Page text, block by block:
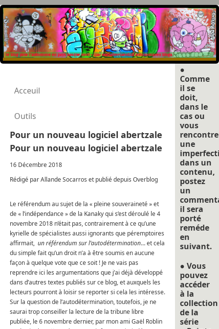
Acceuil
Outils
Pour un nouveau logiciel abertzale
Pour un nouveau logiciel abertzale
16 Décembre 2018
Rédigé par Allande Socarros et publié depuis Overblog
Le référendum au sujet de la « pleine souveraineté » et
de « l’indépendance » de la Kanaky qui s’est déroulé le 4
novembre 2018 n’était pas, contrairement à ce qu’une
kyrielle de spécialistes aussi ignorants que péremptoires
affirmait, un référendum sur l’autodétermination… et cela
du simple fait qu’un droit n’a à être soumis en aucune
façon à quelque vote que ce soit ! Je ne vais pas
reprendre ici les argumentations que j’ai déjà développé
dans d’autres textes publiés sur ce blog, et auxquels les
lecteurs pourront à loisir se reporter si cela les intéresse.
Sur la question de l’autodétermination, toutefois, je ne
saurai trop conseiller la lecture de la tribune libre
publiée, le 6 novembre dernier, par mon ami Gaël Roblin
●
Comme
il se
doit,
dans le
cas ou
vous
une
dans un
contenu,
postez
un
il sera
porté
reméde
en
suivant.
● Vous
pouvez
accéder
à la
collection
de la
série